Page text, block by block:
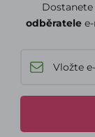
Dostanete
odběratelee-